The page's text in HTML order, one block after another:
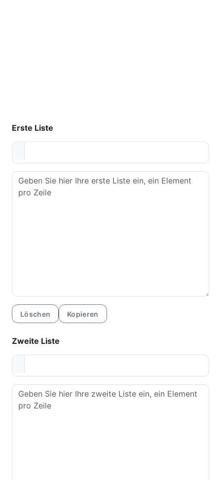
Erste Liste
Löschen Kopieren
Zweite Liste